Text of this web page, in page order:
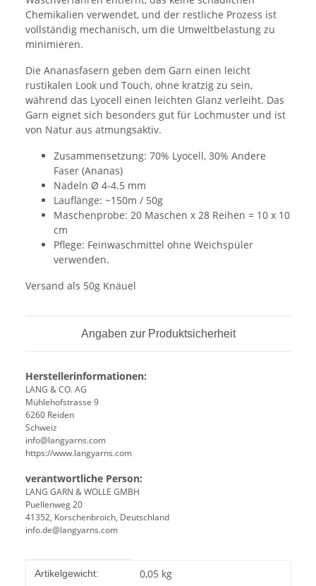
Chemikalien verwendet, und der restliche Prozess ist
vollständig mechanisch, um die Umweltbelastung zu
minimieren.
Die Ananasfasern geben dem Garn einen leicht
rustikalen Look und Touch, ohne kratzig zu sein,
während das Lyocell einen leichten Glanz verleiht. Das
Garn eignet sich besonders gut für Lochmuster und ist
von Natur aus atmungsaktiv.
Zusammensetzung: 70% Lyocell, 30% Andere
Faser (Ananas)
Nadeln Ø 4-4.5 mm
Lauflänge: ~150m / 50g
Maschenprobe: 20 Maschen x 28 Reihen = 10 x 10
cm
Pflege: Feinwaschmittel ohne Weichspüler
verwenden.
Versand als 50g Knäuel
Angaben zur Produktsicherheit
Herstellerinformationen:
LANG & CO. AG
Mühlehofstrasse 9
6260 Reiden
Schweiz
info@langyarns.com
https://www.langyarns.com
verantwortliche Person:
LANG GARN & WOLLE GMBH
Puellenweg 20
41352, Korschenbroich, Deutschland
info.de@langyarns.com
Produkteigenschaft
Wert
Artikelgewicht: 0,05 kg